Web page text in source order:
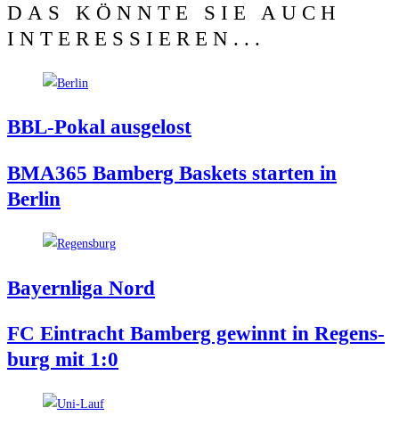
DAS KÖNNTE SIE AUCH
INTERESSIEREN...
BBL-Pokal aus­ge­lost
BMA365 Bam­berg Bas­kets star­ten in
Berlin
Bay­ern­li­ga Nord
FC Ein­tracht Bam­berg gewinnt in Regens­
burg mit 1:0